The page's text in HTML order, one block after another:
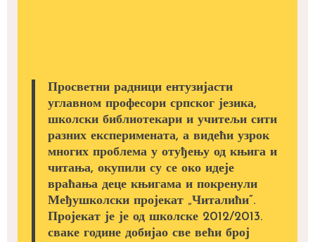
Просветни радници ентузијасти
углавном професори српског језика,
школски библиотекари и учитељи сити
разних експеримената, а видећи узрок
многих проблема у отуђењу од књига и
читања, окупили су се око идеје
враћања деце књигама и покренули
Међушколски пројекат „Читалићи”.
Пројекат је је од школске 2012/2013.
сваке године добијао све већи број